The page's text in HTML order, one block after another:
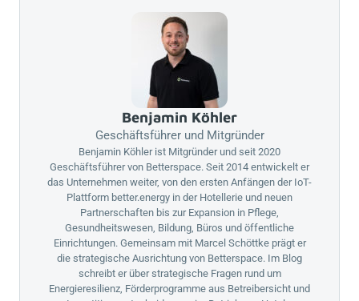
Benjamin Köhler
Geschäftsführer und Mitgründer
Benjamin Köhler ist Mitgründer und seit 2020
Geschäftsführer von Betterspace. Seit 2014 entwickelt er
das Unternehmen weiter, von den ersten Anfängen der IoT-
Plattform better.energy in der Hotellerie und neuen
Partnerschaften bis zur Expansion in Pflege,
Gesundheitswesen, Bildung, Büros und öffentliche
Einrichtungen. Gemeinsam mit Marcel Schöttke prägt er
die strategische Ausrichtung von Betterspace. Im Blog
schreibt er über strategische Fragen rund um
Energieresilienz, Förderprogramme aus Betreibersicht und